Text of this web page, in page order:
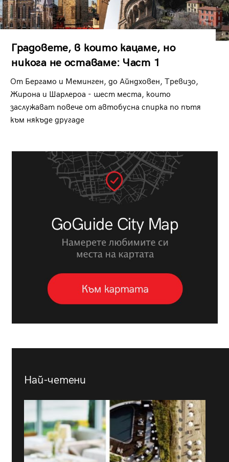
Градовете, в които кацаме, но
никога не оставаме: Част 1
От Бергамо и Меминген, до Айндховен, Тревизо,
Жирона и Шарлероа - шест места, които
заслужават повече от автобусна спирка по пътя
към някъде другаде
Най-четени